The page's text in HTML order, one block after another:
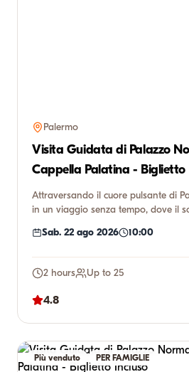
Palermo
Visita Guidata di Palazzo
Cappella Palatina - Biglietto
Attraversando il cuore pulsante di
in un viaggio senza tempo, dove il
Sab. 22 ago 2026 10:00
2 hours Up to 25
4.8
Più venduto PER FAMIGLIE